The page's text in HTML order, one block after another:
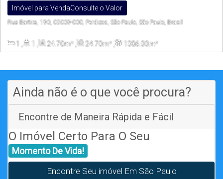
Consulte o Valor
Imóvel para Venda
Rua Bartira, 190, 05009-000, Perdizes, São Paulo, São Paulo, Brasil
1 , 1 , 24.70m² , 24.70m² , 1386.00m²
Ainda não é o que você procura?
Encontre de Maneira Rápida e Fácil
O Imóvel Certo Para O Seu
Momento De Vida!
Encontre Seu imóvel Em São Paulo